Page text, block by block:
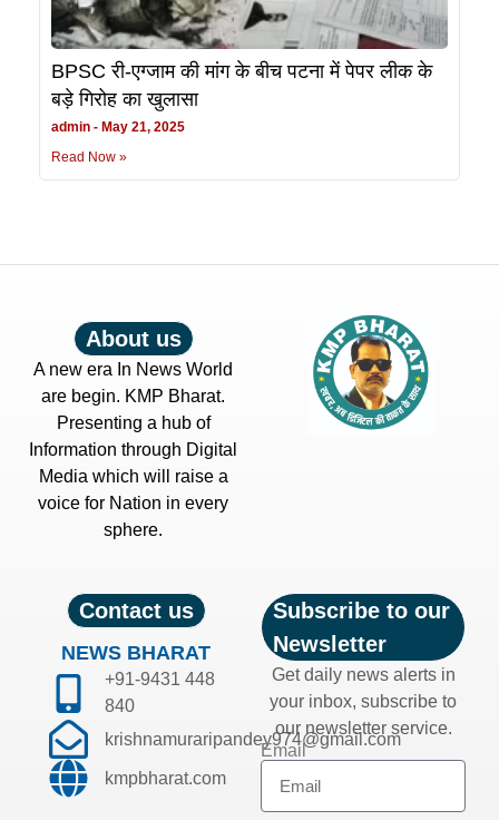
BPSC री-एग्जाम की मांग के बीच पटना में पेपर लीक के
बड़े गिरोह का खुलासा
admin
May 21, 2025
Read Now »
About us
A new era In News World
are begin. KMP Bharat.
Presenting a hub of
Information through Digital
Media which will raise a
voice for Nation in every
sphere.
Contact us
NEWS BHARAT
+91-9431 448
840
krishnamuraripandey974@gmail.com
kmpbharat.com
Subscribe to our
Newsletter
Get daily news alerts in
your inbox, subscribe to
our newsletter service.
Email